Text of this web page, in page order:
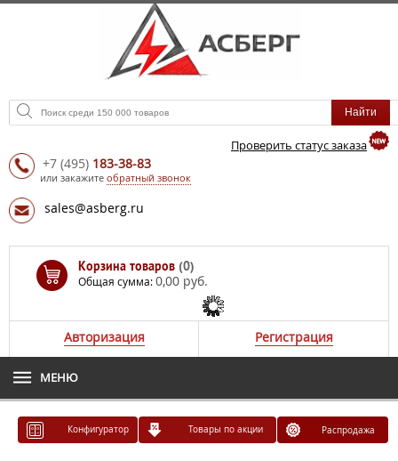
Проверить статус заказа
+7 (495) 183-38-83
или закажите обратный звонок
sales@asberg.ru
Корзина товаров (0)
Общая сумма:0,00 руб.
Авторизация Регистрация
МЕНЮ
Конфигуратор Товары по акции Распродажа